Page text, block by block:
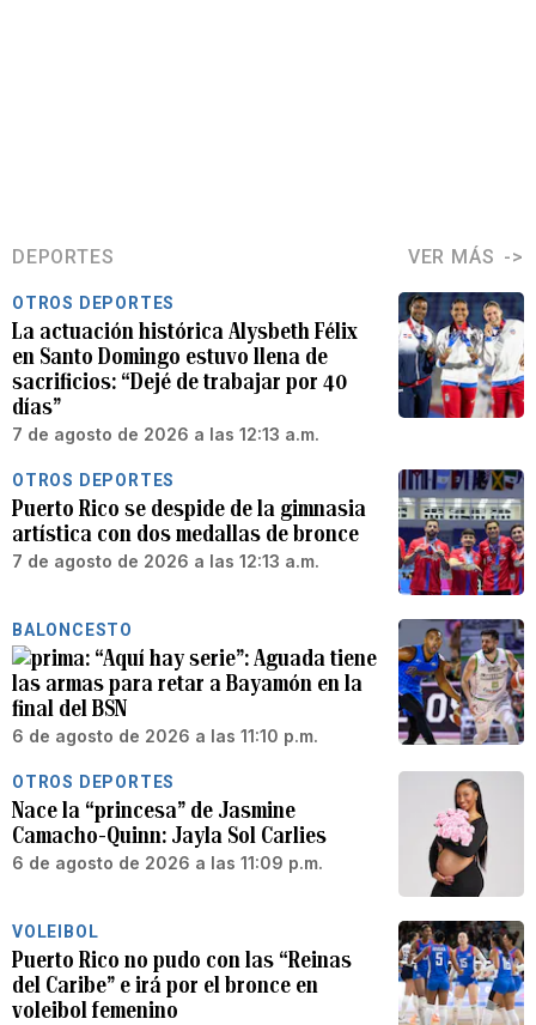
DEPORTES VER MÁS
OTROS DEPORTES
La actuación histórica Alysbeth Félix
en Santo Domingo estuvo llena de
sacrificios: “Dejé de trabajar por 40
días”
7 de agosto de 2026 a las 12:13 a.m.
OTROS DEPORTES
Puerto Rico se despide de la gimnasia
artística con dos medallas de bronce
7 de agosto de 2026 a las 12:13 a.m.
BALONCESTO
“Aquí hay serie”: Aguada tiene
las armas para retar a Bayamón en la
final del BSN
6 de agosto de 2026 a las 11:10 p.m.
OTROS DEPORTES
Nace la “princesa” de Jasmine
Camacho-Quinn: Jayla Sol Carlies
6 de agosto de 2026 a las 11:09 p.m.
VOLEIBOL
Puerto Rico no pudo con las “Reinas
del Caribe” e irá por el bronce en
voleibol femenino